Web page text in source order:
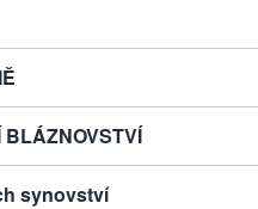
BLÁZNOVSTVÍ
synovství